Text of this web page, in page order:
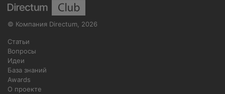
© Компания Directum 2026
Статьи
Вопросы
Идеи
База знаний
Awards
О проекте